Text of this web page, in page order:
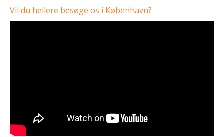
Vil du hellere besøge os i København?